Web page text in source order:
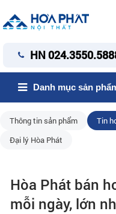
HN
Danh mục sản
Thông tin sản phẩm Tin
Đại lý Hòa Phát
Hòa Phát bán
mỗi ngày, lớn